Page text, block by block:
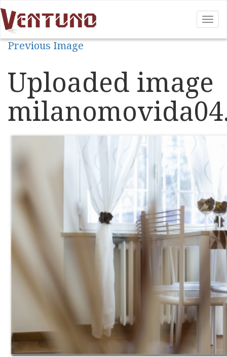
Previous Image
Uploaded image